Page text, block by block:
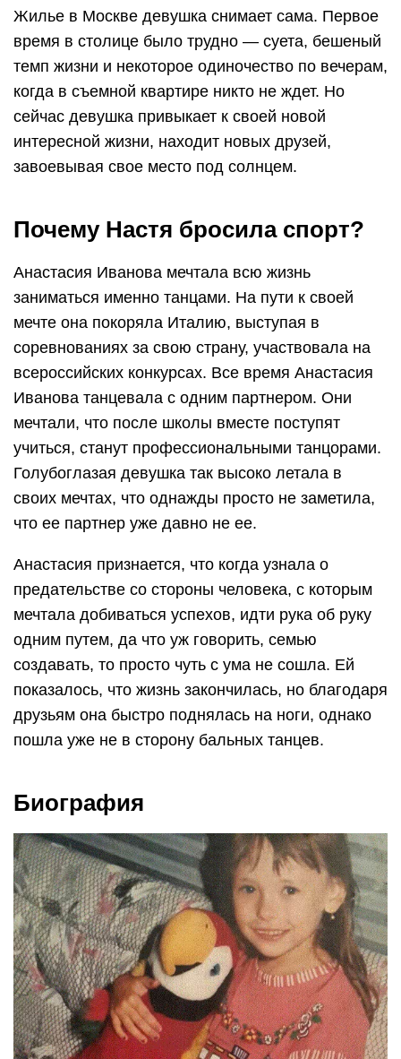
Жилье в Москве девушка снимает сама. Первое
время в столице было трудно — суета, бешеный
темп жизни и некоторое одиночество по вечерам,
когда в съемной квартире никто не ждет. Но
сейчас девушка привыкает к своей новой
интересной жизни, находит новых друзей,
завоевывая свое место под солнцем.
Почему Настя бросила спорт?
Анастасия Иванова мечтала всю жизнь
заниматься именно танцами. На пути к своей
мечте она покоряла Италию, выступая в
соревнованиях за свою страну, участвовала на
всероссийских конкурсах. Все время Анастасия
Иванова танцевала с одним партнером. Они
мечтали, что после школы вместе поступят
учиться, станут профессиональными танцорами.
Голубоглазая девушка так высоко летала в
своих мечтах, что однажды просто не заметила,
что ее партнер уже давно не ее.
Анастасия признается, что когда узнала о
предательстве со стороны человека, с которым
мечтала добиваться успехов, идти рука об руку
одним путем, да что уж говорить, семью
создавать, то просто чуть с ума не сошла. Ей
показалось, что жизнь закончилась, но благодаря
друзьям она быстро поднялась на ноги, однако
пошла уже не в сторону бальных танцев.
Биография